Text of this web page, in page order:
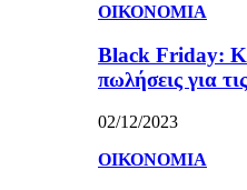
ΟΙΚΟΝΟΜΙΑ
Black Friday:
πωλήσεις για
02/12/2023
ΟΙΚΟΝΟΜΙΑ